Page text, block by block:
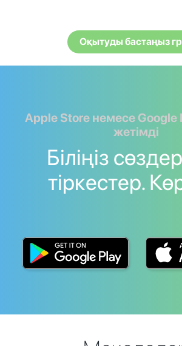
Оқытуды бастаңыз
Apple Store немесе Google
жетімді
Біліңіз
тіркестер.